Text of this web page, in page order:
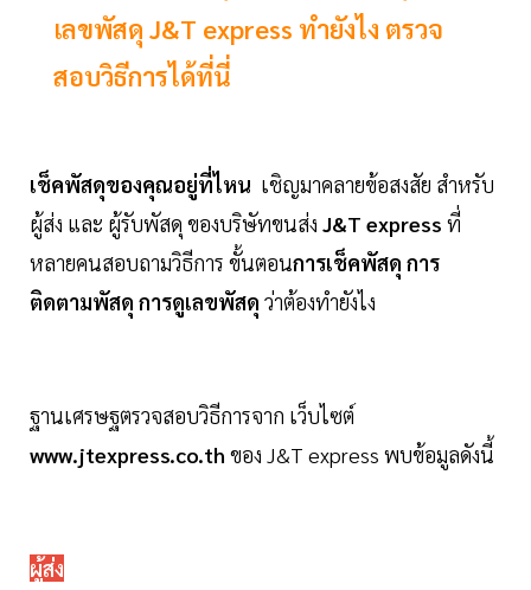
เลขพัสดุ J&T express ทำยังไง ตรวจ
สอบวิธีการได้ที่นี่
เช็คพัสดุของคุณอยู่ที่ไหน เชิญมาคลายข้อสงสัย สำหรับ
ผู้ส่ง และ ผู้รับพัสดุ ของบริษัทขนส่ง J&T express ที่
หลายคนสอบถามวิธีการ ขั้นตอนการเช็คพัสดุ การ
ติดตามพัสดุ การดูเลขพัสดุ ว่าต้องทำยังไง
ฐานเศรษฐตรวจสอบวิธีการจาก เว็บไซต์
www.jtexpress.co.th ของ J&T express พบข้อมูลดังนี้
ผู้ส่ง